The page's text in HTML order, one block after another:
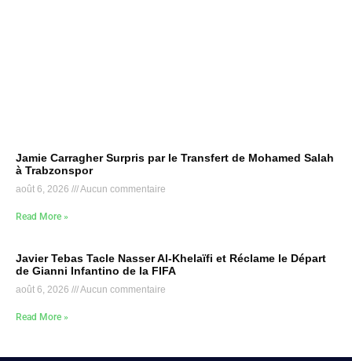
Jamie Carragher Surpris par le Transfert de Mohamed Salah
à Trabzonspor
août 6, 2026 Aucun commentaire
Read More »
Javier Tebas Tacle Nasser Al-Khelaïfi et Réclame le Départ
de Gianni Infantino de la FIFA
août 6, 2026 Aucun commentaire
Read More »